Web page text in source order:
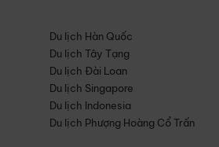
Du lịch Hàn Quốc
Du lịch Tây Tạng
Du lịch Đài Loan
Du lịch Singapore
Du lịch Indonesia
Du lịch Phượng Hoàng Cổ Trấn